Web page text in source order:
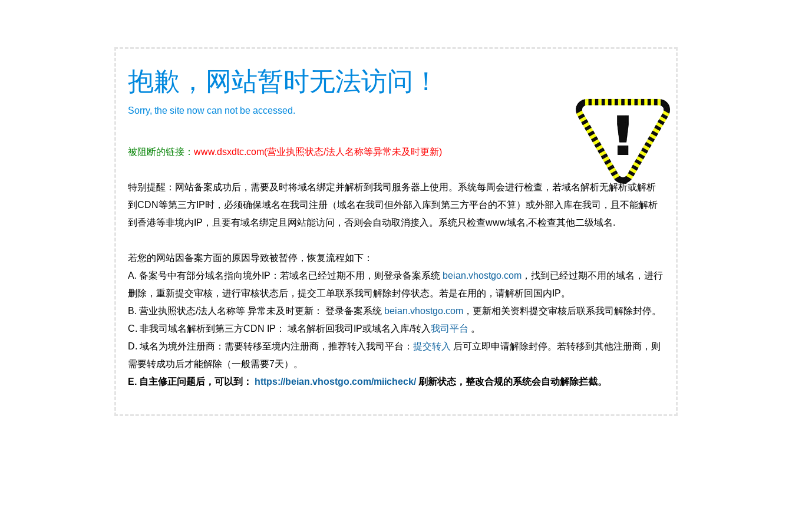
抱歉，网站暂时无法访问！
Sorry, the site now can not be accessed.
被阻断的链接： www.dsxdtc.com(营业执照状态/法人名称等异常未及时更新)
特别提醒：网站备案成功后，需要及时将域名绑定并解析到我司服务器上使用。系统每周会进行检查，若域名解析无解析或解析
到CDN等第三方IP时，必须确保域名在我司注册（域名在我司但外部入库到第三方平台的不算）或外部入库在我司，且不能解析
到香港等非境内IP，且要有域名绑定且网站能访问，否则会自动取消接入。系统只检查www域名,不检查其他二级域名.
若您的网站因备案方面的原因导致被暂停，恢复流程如下：
A. 备案号中有部分域名指向境外IP：若域名已经过期不用，则登录备案系统 beian.vhostgo.com ，找到已经过期不用的域名，进行
删除，重新提交审核，进行审核状态后，提交工单联系我司解除封停状态。若是在用的，请解析回国内IP。
B. 营业执照状态/法人名称等 异常未及时更新： 登录备案系统 beian.vhostgo.com ，更新相关资料提交审核后联系我司解除封停。
C. 非我司域名解析到第三方CDN IP： 域名解析回我司IP或域名入库/转入我司平台 。
D. 域名为境外注册商：需要转移至境内注册商，推荐转入我司平台： 提交转入 后可立即申请解除封停。若转移到其他注册商，则
需要转成功后才能解除（一般需要7天）。
E. 自主修正问题后，可以到：
https://beian.vhostgo.com/miicheck/刷新状态，整改合规的系统会自动解除拦截。